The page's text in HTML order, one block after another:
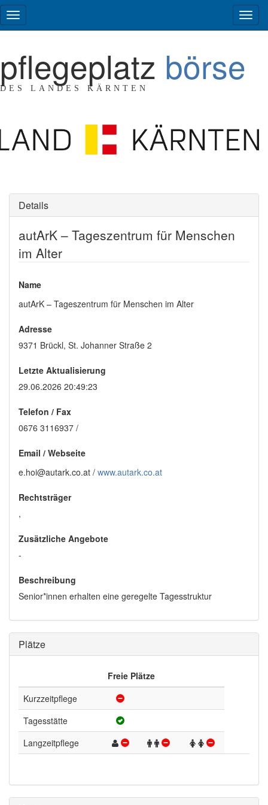
pflegeplatz börse
DES LANDES KÄRNTEN
Details
autArK – Tageszentrum für Menschen
im Alter
Name
autArK – Tageszentrum für Menschen im Alter
Adresse
9371 Brückl, St. Johanner Straße 2
Letzte Aktualisierung
29.06.2026 20:49:23
Telefon / Fax
0676 3116937 /
Email / Webseite
e.hoi@autark.co.at / www.autark.co.at
Rechtsträger
,
Zusätzliche Angebote
-
Beschreibung
Senior*innen erhalten eine geregelte Tagesstruktur
Plätze
Freie Plätze
Kurzzeitpflege
Tagesstätte
Langzeitpflege